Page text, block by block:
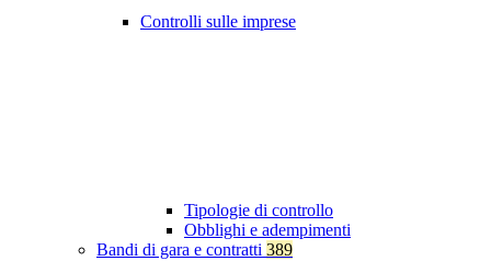
Controlli sulle imprese
Tipologie di controllo
Obblighi e adempimenti
Bandi di gara e contratti 389